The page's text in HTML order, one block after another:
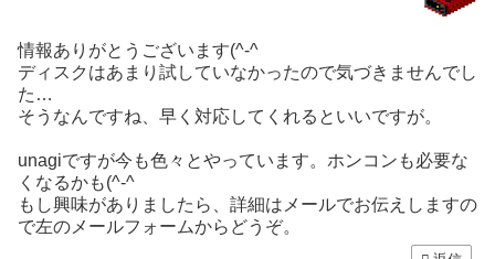
情報ありがとうございます(^-^
ディスクはあまり試していなかったので気づきませんでし
た…
そうなんですね、早く対応してくれるといいですが。
unagiですが今も色々とやっています。ホンコンも必要な
くなるかも(^-^
もし興味がありましたら、詳細はメールでお伝えしますの
で左のメールフォームからどうぞ。